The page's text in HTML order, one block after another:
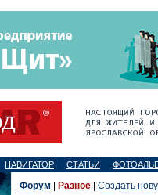
НАВИГАТОР СТАТЬИ
Форум Разное Создать